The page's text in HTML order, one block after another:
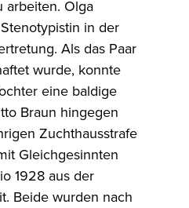
arbeiten. Olga
in der
Als das Paar
wurde, konnte
eine baldige
Braun hingegen
Zuchthausstrafe
Gleichgesinnten
1928 aus der
Beide wurden nach